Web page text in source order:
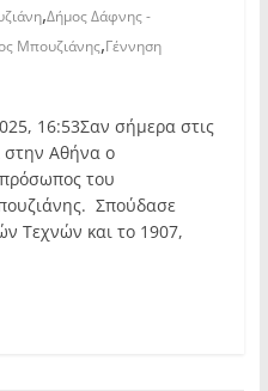
,Δήμος Δάφνης -
Μπουζιάνης,Γέννηση
16:53Σαν σήμερα στις
στην Αθήνα ο
του
Σπούδασε
Τεχνών και το 1907,